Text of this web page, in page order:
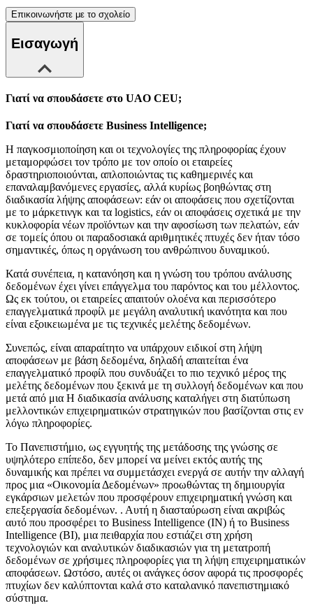
Επικοινωνήστε με το σχολείο
Εισαγωγή
Γιατί να σπουδάσετε στο UAO CEU;
Γιατί να σπουδάσετε Business Intelligence;
Η παγκοσμιοποίηση και οι τεχνολογίες της πληροφορίας έχουν
μεταμορφώσει τον τρόπο με τον οποίο οι εταιρείες
δραστηριοποιούνται, απλοποιώντας τις καθημερινές και
επαναλαμβανόμενες εργασίες, αλλά κυρίως βοηθώντας στη
διαδικασία λήψης αποφάσεων: εάν οι αποφάσεις που σχετίζονται
με το μάρκετινγκ και τα logistics, εάν οι αποφάσεις σχετικά με την
κυκλοφορία νέων προϊόντων και την αφοσίωση των πελατών, εάν
σε τομείς όπου οι παραδοσιακά αριθμητικές πτυχές δεν ήταν τόσο
σημαντικές, όπως η οργάνωση του ανθρώπινου δυναμικού.
Κατά συνέπεια, η κατανόηση και η γνώση του τρόπου ανάλυσης
δεδομένων έχει γίνει επάγγελμα του παρόντος και του μέλλοντος.
Ως εκ τούτου, οι εταιρείες απαιτούν ολοένα και περισσότερο
επαγγελματικά προφίλ με μεγάλη αναλυτική ικανότητα και που
είναι εξοικειωμένα με τις τεχνικές μελέτης δεδομένων.
Συνεπώς, είναι απαραίτητο να υπάρχουν ειδικοί στη λήψη
αποφάσεων με βάση δεδομένα, δηλαδή απαιτείται ένα
επαγγελματικό προφίλ που συνδυάζει το πιο τεχνικό μέρος της
μελέτης δεδομένων που ξεκινά με τη συλλογή δεδομένων και που
μετά από μια Η διαδικασία ανάλυσης καταλήγει στη διατύπωση
μελλοντικών επιχειρηματικών στρατηγικών που βασίζονται στις εν
λόγω πληροφορίες.
Το Πανεπιστήμιο, ως εγγυητής της μετάδοσης της γνώσης σε
υψηλότερο επίπεδο, δεν μπορεί να μείνει εκτός αυτής της
δυναμικής και πρέπει να συμμετάσχει ενεργά σε αυτήν την αλλαγή
προς μια «Οικονομία Δεδομένων» προωθώντας τη δημιουργία
εγκάρσιων μελετών που προσφέρουν επιχειρηματική γνώση και
επεξεργασία δεδομένων. . Αυτή η διασταύρωση είναι ακριβώς
αυτό που προσφέρει το Business Intelligence (IN) ή το Business
Intelligence (BI), μια πειθαρχία που εστιάζει στη χρήση
τεχνολογιών και αναλυτικών διαδικασιών για τη μετατροπή
δεδομένων σε χρήσιμες πληροφορίες για τη λήψη επιχειρηματικών
αποφάσεων. Ωστόσο, αυτές οι ανάγκες όσον αφορά τις προσφορές
πτυχίων δεν καλύπτονται καλά στο καταλανικό πανεπιστημιακό
σύστημα.